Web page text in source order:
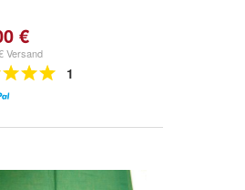
€
Versand
1